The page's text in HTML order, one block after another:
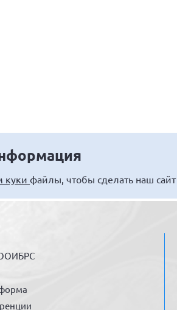
куки файлы, чтобы сделать наш